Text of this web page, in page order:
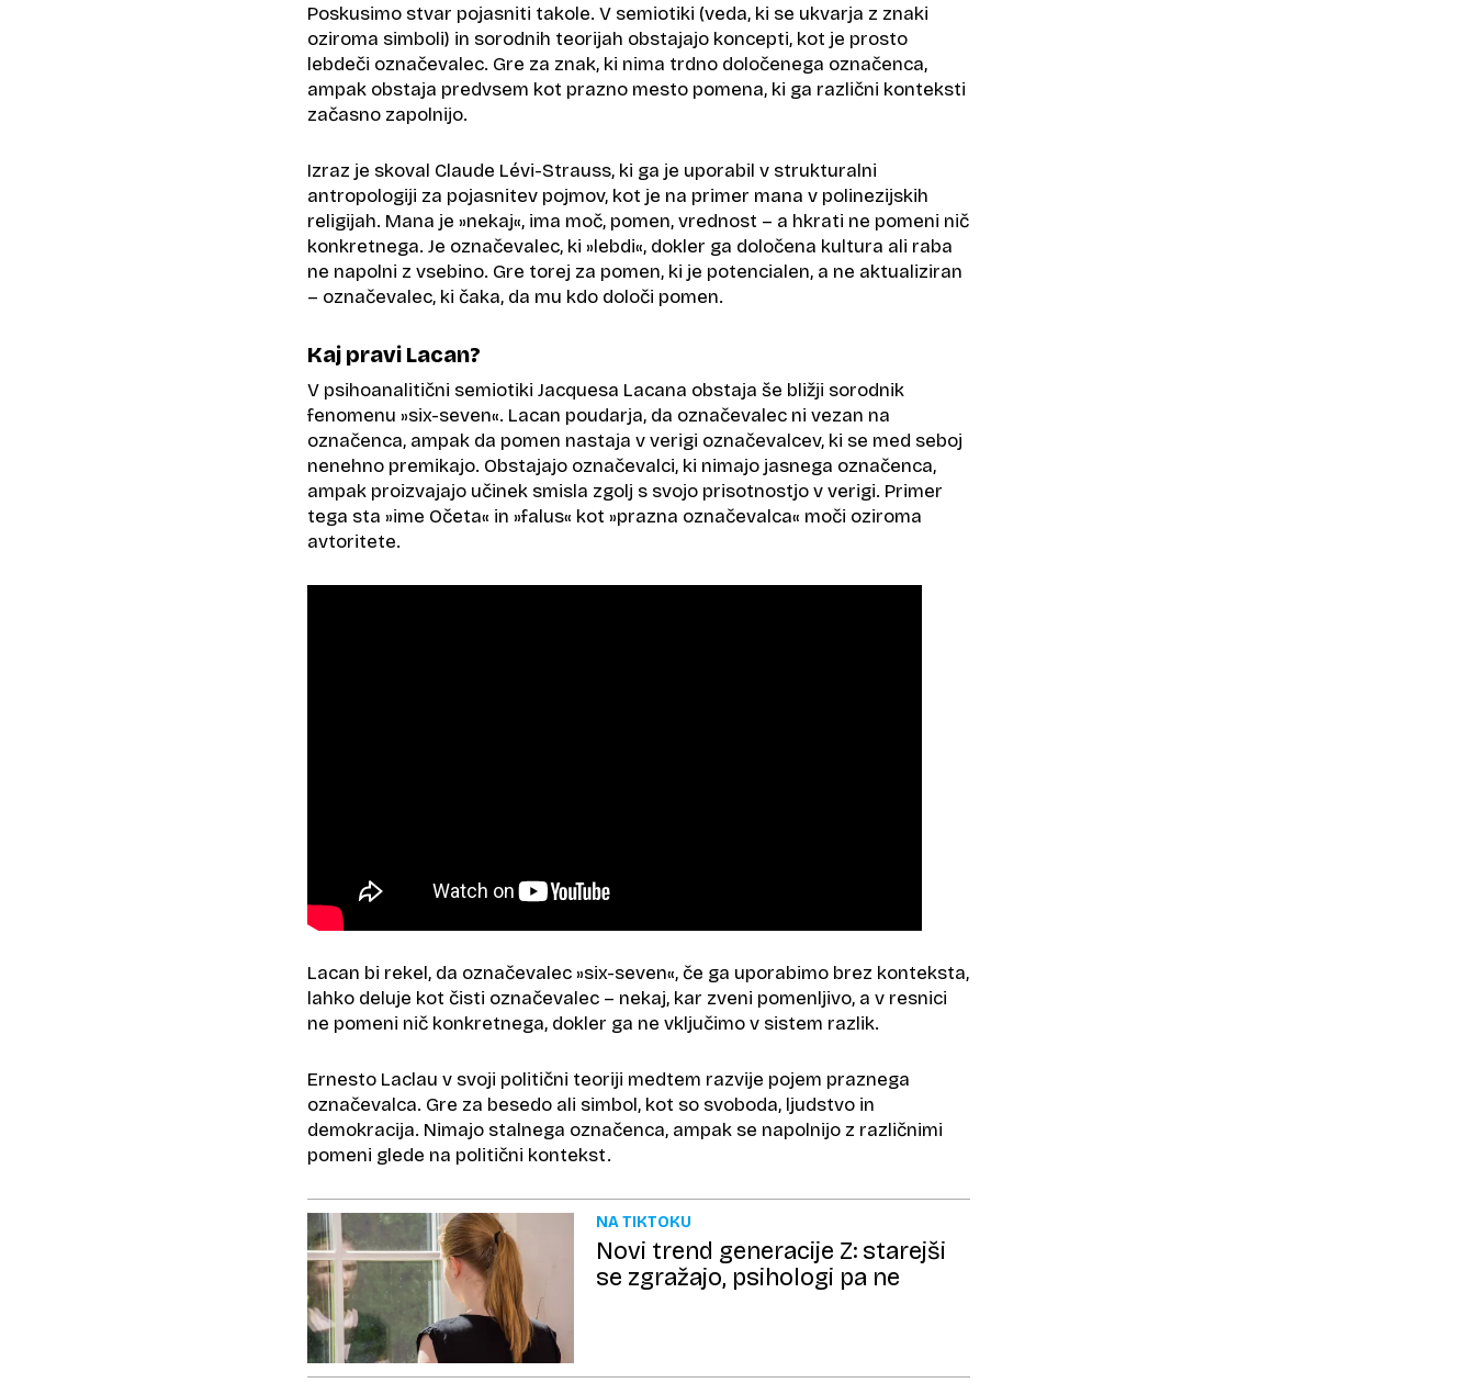
Poskusimo stvar pojasniti takole. V semiotiki (veda, ki se ukvarja z znaki
oziroma simboli) in sorodnih teorijah obstajajo koncepti, kot je prosto
lebdeči označevalec. Gre za znak, ki nima trdno določenega označenca,
ampak obstaja predvsem kot prazno mesto pomena, ki ga različni konteksti
začasno zapolnijo.
Izraz je skoval Claude Lévi-Strauss, ki ga je uporabil v strukturalni
antropologiji za pojasnitev pojmov, kot je na primer mana v polinezijskih
religijah. Mana je »nekaj«, ima moč, pomen, vrednost – a hkrati ne pomeni nič
konkretnega. Je označevalec, ki »lebdi«, dokler ga določena kultura ali raba
ne napolni z vsebino. Gre torej za pomen, ki je potencialen, a ne aktualiziran
– označevalec, ki čaka, da mu kdo določi pomen.
Kaj pravi Lacan?
V psihoanalitični semiotiki Jacquesa Lacana obstaja še bližji sorodnik
fenomenu »six-seven«. Lacan poudarja, da označevalec ni vezan na
označenca, ampak da pomen nastaja v verigi označevalcev, ki se med seboj
nenehno premikajo. Obstajajo označevalci, ki nimajo jasnega označenca,
ampak proizvajajo učinek smisla zgolj s svojo prisotnostjo v verigi. Primer
tega sta »ime Očeta« in »falus« kot »prazna označevalca« moči oziroma
avtoritete.
Lacan bi rekel, da označevalec »six-seven«, če ga uporabimo brez konteksta,
lahko deluje kot čisti označevalec – nekaj, kar zveni pomenljivo, a v resnici
ne pomeni nič konkretnega, dokler ga ne vključimo v sistem razlik.
Ernesto Laclau v svoji politični teoriji medtem razvije pojem praznega
označevalca. Gre za besedo ali simbol, kot so svoboda, ljudstvo in
demokracija. Nimajo stalnega označenca, ampak se napolnijo z različnimi
pomeni glede na politični kontekst.
NA TIKTOKU
Novi trend generacije Z: starejši
se zgražajo, psihologi pa ne